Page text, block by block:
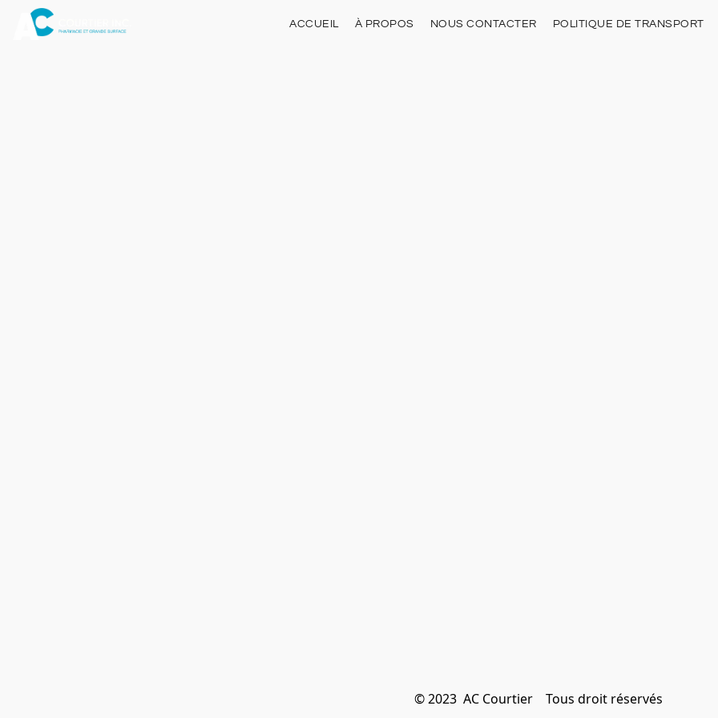
ACCUEIL À PROPOS NOUS CONTACTER POLITIQUE DE TRANSPORT
© 2023  AC Courtier    Tous droit réservés